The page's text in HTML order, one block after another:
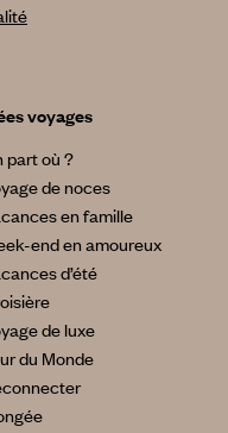
voyages
part où ?
de noces
en famille
end en amoureux
d’été
de luxe
du Monde